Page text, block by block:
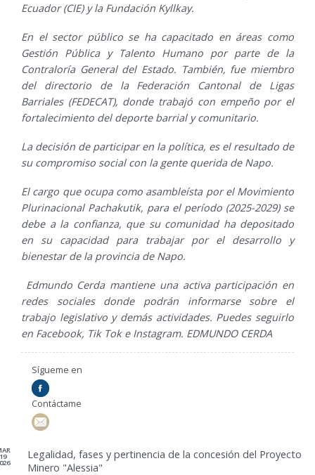
Ecuador (CIE) y la Fundación Kyllkay.
En el sector público se ha capacitado en áreas como
Gestión Pública y Talento Humano por parte de la
Contraloría General del Estado. También, fue miembro
del directorio de la Federación Cantonal de Ligas
Barriales (FEDECAT), donde trabajó con empeño por el
fortalecimiento del deporte barrial y comunitario.
La decisión de participar en la política, es el resultado de
su compromiso social con la gente querida de Napo.
El cargo que ocupa como asambleísta por el Movimiento
Plurinacional Pachakutik, para el período (2025-2029) se
debe a la confianza, que su comunidad ha depositado
en su capacidad para trabajar por el desarrollo y
bienestar de la provincia de Napo.
Edmundo Cerda mantiene una activa participación en
redes sociales donde podrán informarse sobre el
trabajo legislativo y demás actividades. Puedes seguirlo
en Facebook, Tik Tok e Instagram. EDMUNDO CERDA
Sígueme en
Contáctame
19
Legalidad, fases y pertinencia de la concesión del Proyecto
Minero "Alessia"